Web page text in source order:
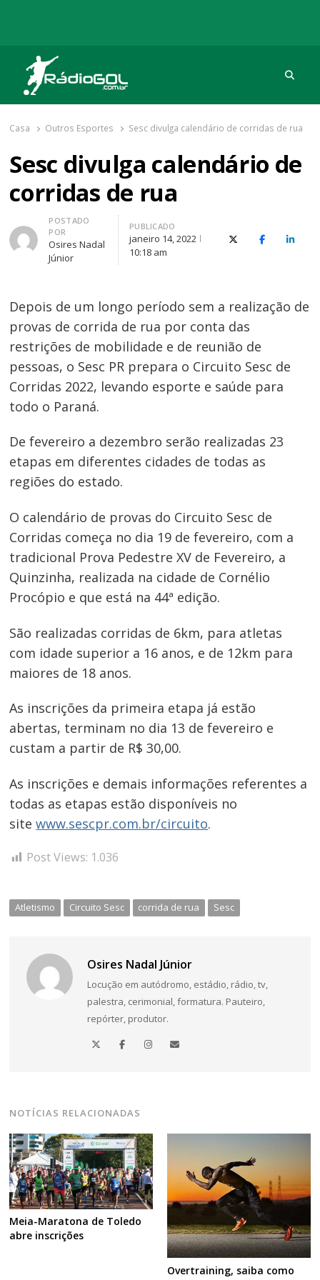
Rádio Gol
Há mais de 20 anos com as melhores coberturas
Casa Outros Esportes Sesc divulga calendário de corridas de rua
Sesc divulga calendário de
corridas de rua
Autor
POSTADO
POR
Osires Nadal
Júnior
PUBLICADO
janeiro 14, 2022
10:18 am
X (Twitter)Facebook
O
Depois de um longo período sem a realização de
provas de corrida de rua por conta das
restrições de mobilidade e de reunião de
pessoas, o Sesc PR prepara o Circuito Sesc de
Corridas 2022, levando esporte e saúde para
todo o Paraná.
De fevereiro a dezembro serão realizadas 23
etapas em diferentes cidades de todas as
regiões do estado.
O calendário de provas do Circuito Sesc de
Corridas começa no dia 19 de fevereiro, com a
tradicional Prova Pedestre XV de Fevereiro, a
Quinzinha, realizada na cidade de Cornélio
Procópio e que está na 44ª edição.
São realizadas corridas de 6km, para atletas
com idade superior a 16 anos, e de 12km para
maiores de 18 anos.
As inscrições da primeira etapa já estão
abertas, terminam no dia 13 de fevereiro e
custam a partir de R$ 30,00.
As inscrições e demais informações referentes a
todas as etapas estão disponíveis no
sitewww.sescpr.com.br/circuito.
Post Views: 1.036
Atletismo Circuito Sesc corrida de rua Sesc
Osires Nadal Júnior
Locução em autódromo, estádio, rádio, tv,
palestra, cerimonial, formatura. Pauteiro,
repórter, produtor.
NOTÍCIAS RELACIONADAS
Meia-Maratona de Toledo
abre inscrições
Overtraining, saiba como
Navegação
de
Post